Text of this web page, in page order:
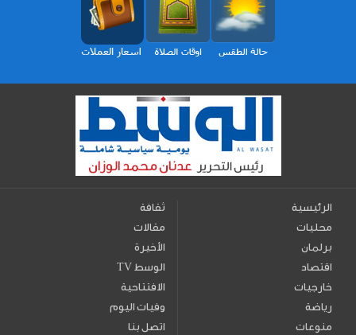
الرئيسية
محليات
برلمان
اقتصاد
خارجيات
رياضة
منوعات
ثقافة
مقالات
الأخيرة
TV الوسط
الافتتاحية
وفيات اليوم
اتصل بنا